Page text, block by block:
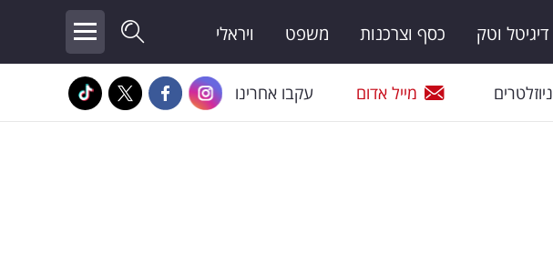
דיגיטל וטק כסף וצרכנות משפט ויראלי
ניוזלטרים מייל אדום עקבו אחרינו